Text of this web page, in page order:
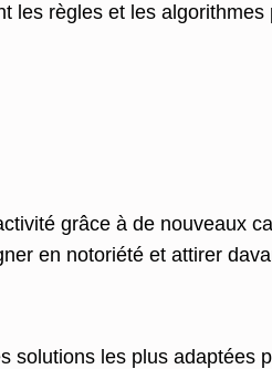
les règles et les algorithmes
grâce à de nouveaux
en notoriété et attirer
solutions les plus adaptées